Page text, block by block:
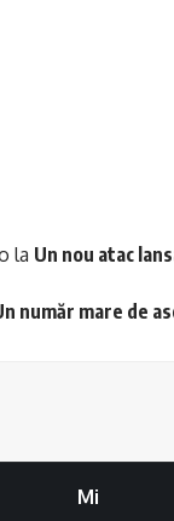
la Un nou atac
număr mare de
Mi